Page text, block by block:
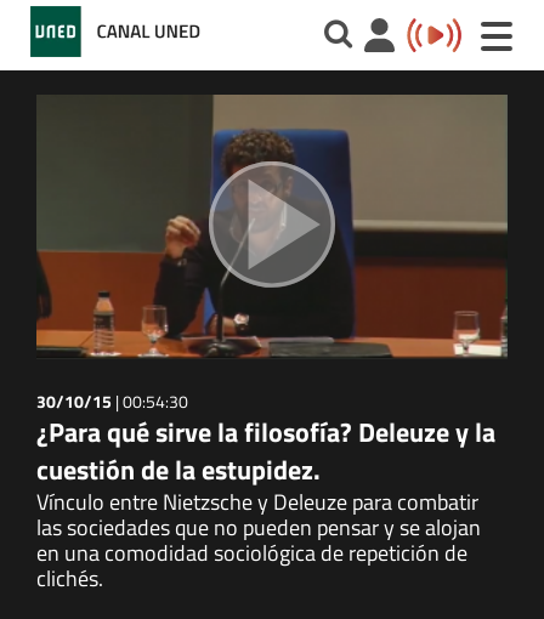
Toggle
30/10/15 |00:54:30
¿Para qué sirve la filosofía? Deleuze y la
cuestión de la estupidez.
Vínculo entre Nietzsche y Deleuze para combatir
las sociedades que no pueden pensar y se alojan
en una comodidad sociológica de repetición de
clichés.